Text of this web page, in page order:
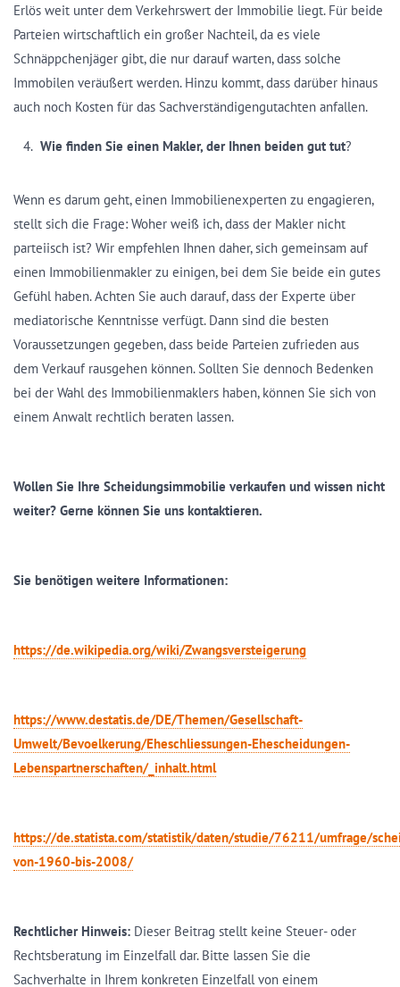
Erlös weit unter dem Verkehrswert der Immobilie liegt. Für beide
Parteien wirtschaftlich ein großer Nachteil, da es viele
Schnäppchenjäger gibt, die nur darauf warten, dass solche
Immobilen veräußert werden. Hinzu kommt, dass darüber hinaus
auch noch Kosten für das Sachverständigengutachten anfallen.
Wie finden Sie einen Makler, der Ihnen beiden gut tut?
Wenn es darum geht, einen Immobilienexperten zu engagieren,
stellt sich die Frage: Woher weiß ich, dass der Makler nicht
parteiisch ist? Wir empfehlen Ihnen daher, sich gemeinsam auf
einen Immobilienmakler zu einigen, bei dem Sie beide ein gutes
Gefühl haben. Achten Sie auch darauf, dass der Experte über
mediatorische Kenntnisse verfügt. Dann sind die besten
Voraussetzungen gegeben, dass beide Parteien zufrieden aus
dem Verkauf rausgehen können. Sollten Sie dennoch Bedenken
bei der Wahl des Immobilienmaklers haben, können Sie sich von
einem Anwalt rechtlich beraten lassen.
Wollen Sie Ihre Scheidungsimmobilie verkaufen und wissen nicht
weiter? Gerne können Sie uns kontaktieren.
Sie benötigen weitere Informationen:
https://de.wikipedia.org/wiki/Zwangsversteigerung
https://www.destatis.de/DE/Themen/Gesellschaft-
Umwelt/Bevoelkerung/Eheschliessungen-Ehescheidungen-
Lebenspartnerschaften/_inhalt.html
https://de.statista.com/statistik/daten/studie/76211/umfrage/
von-1960-bis-2008/
Rechtlicher Hinweis: Dieser Beitrag stellt keine Steuer- oder
Rechtsberatung im Einzelfall dar. Bitte lassen Sie die
Sachverhalte in Ihrem konkreten Einzelfall von einem